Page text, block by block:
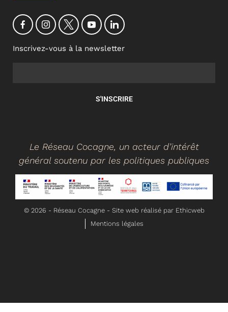
Inscrivez-vous à la newsletter
S'INSCRIRE
Le Réseau Cocagne, un acteur d’intérêt
général soutenu par les politiques publiques
© 2026 - Réseau Cocagne - Site web réalisé par Ethicweb
Mentions légales